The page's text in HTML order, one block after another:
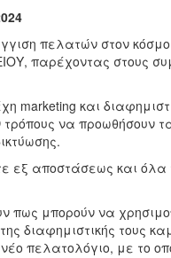
πελατών στον κόσμο
παρέχοντας στους
marketing και
να προωθήσουν
εξ αποστάσεως και
πως μπορούν να
διαφημιστικής τους
πελατολόγιο, με το